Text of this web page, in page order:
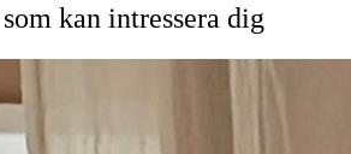
kan intressera dig